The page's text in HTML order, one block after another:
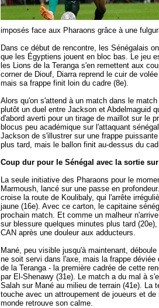
imposés face aux Pharaons grâce à une
Dans ce début de rencontre, les Sénégalais
que les Égyptiens jouent en bloc bas. Le jeu
les Lions de la Teranga s'en remettent aux
corner de Diouf, Diarra reprend le cuir de
mais sa frappe finit loin du cadre (8e).
Alors qu'on s'attend à un match dans le
plutôt un duel entre Jackson et Abdelmaguid
d'abord averti pour un tirage de maillot sur le
blocus peu académique sur l'attaquant
Jackson de s'illustrer sur une frappe
plus tard, mais le ballon finit au-dessus du
Coup dur pour le Sénégal avec la sortie
La seule initiative des Pharaons pour le
Marmoush, lancé sur une passe en
croise la route de Koulibaly, qui l'arrête
jaune (16e). Avec ce carton, le capitaine
prochain match. Et comme un malheur
sur blessure quelques minutes plus tard
CAN après une douleur aux adducteurs.
Mané, peu visible jusqu'à maintenant,
ne soit servi dans l'axe, mais la frappe déviée
de la Teranga - la première cadrée de cette
par El-Shenawy (31e). Le match a du mal à
Salah sur Mané au milieu de terrain (41e). La
touche avec un attroupement de joueurs et
monde retrouve son calme.